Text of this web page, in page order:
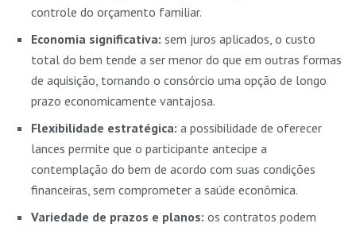
controle do orçamento familiar.
Economia significativa: sem juros aplicados, o custo
total do bem tende a ser menor do que em outras formas
de aquisição, tornando o consórcio uma opção de longo
prazo economicamente vantajosa.
Flexibilidade estratégica: a possibilidade de oferecer
lances permite que o participante antecipe a
contemplação do bem de acordo com suas condições
financeiras, sem comprometer a saúde econômica.
Variedade de prazos e planos: os contratos podem